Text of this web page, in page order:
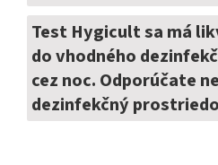
Test Hygicult sa má
do vhodného
cez noc. Odporúčate
dezinfekčný